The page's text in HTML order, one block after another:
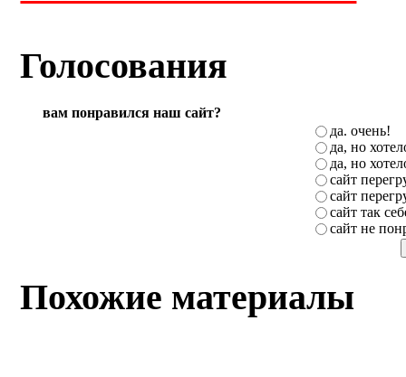
Голосования
вам понравился наш сайт?
да. очень!
да, но
да, но
сайт
сайт
сайт так
сайт не
Похожие материалы